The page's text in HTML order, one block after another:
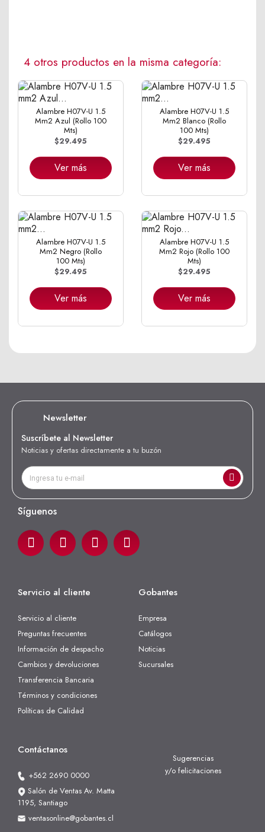
4 otros productos en la misma categoría:
Alambre H07V-U 1.5
Mm2 Azul (Rollo 100
Mts)
$29.495
Ver más
Alambre H07V-U 1.5
Mm2 Blanco (Rollo
100 Mts)
$29.495
Ver más
Alambre H07V-U 1.5
Mm2 Negro (Rollo
100 Mts)
$29.495
Ver más
Alambre H07V-U 1.5
Mm2 Rojo (Rollo 100
Mts)
$29.495
Ver más
Newsletter
Suscríbete al Newsletter
Noticias y ofertas directamente a tu buzón
Síguenos
Servicio al cliente
Servicio al cliente
Preguntas frecuentes
Información de despacho
Cambios y devoluciones
Transferencia Bancaria
Términos y condiciones
Políticas de Calidad
Gobantes
Empresa
Catálogos
Noticias
Sucursales
Contáctanos
+562 2690 0000
Salón de Ventas Av. Matta
1195, Santiago
ventasonline@gobantes.cl
Sugerencias
y/o felicitaciones